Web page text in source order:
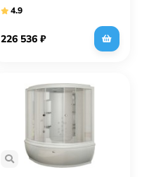
4.9
226 536 ₽